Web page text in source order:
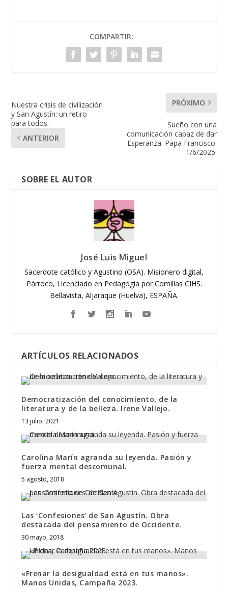
COMPARTIR:
Nuestra crisis de civilización
y San Agustín: un retiro
para todos.
ANTERIOR
PRÓXIMO
Sueño con una
comunicación capaz de dar
Esperanza. Papa Francisco.
1/6/2025.
SOBRE EL AUTOR
José Luis Miguel
Sacerdote católico y Agustino (OSA). Misionero digital,
Párroco, Licenciado en Pedagogía por Comillas CIHS.
Bellavista, Aljaraque (Huelva), ESPAÑA.
ARTÍCULOS RELACIONADOS
Democratización del conocimiento, de la
literatura y de la belleza. Irene Vallejo.
13 julio, 2021
Carolina Marín agranda su leyenda. Pasión y
fuerza mental descomunal.
5 agosto, 2018
Las ‘Confesiones’ de San Agustín. Obra
destacada del pensamiento de Occidente.
30 mayo, 2018
«Frenar la desigualdad está en tus manos».
Manos Unidas, Campaña 2023.